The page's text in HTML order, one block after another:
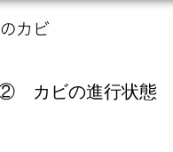
② カビの進行状態